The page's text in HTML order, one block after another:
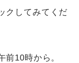
クしてみてくだ
10時から。